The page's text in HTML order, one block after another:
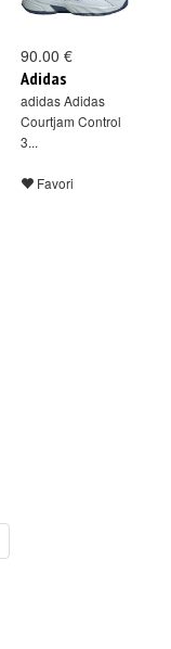
90.00 €
Adidas
adidas Adidas
Courtjam Control
3...
Favori